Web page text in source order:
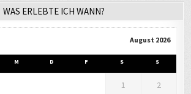
WAS ERLEBTE ICH WANN?
August 2026
M D F S S
1 2